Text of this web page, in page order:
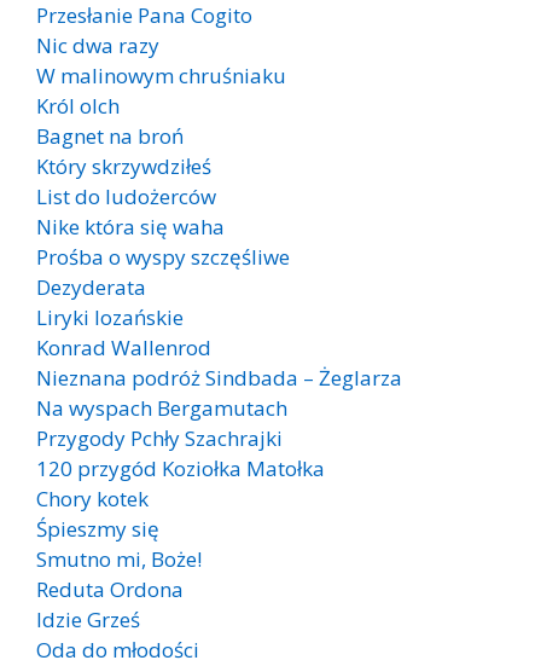
Przesłanie Pana Cogito
Nic dwa razy
W malinowym chruśniaku
Król olch
Bagnet na broń
Który skrzywdziłeś
List do ludożerców
Nike która się waha
Prośba o wyspy szczęśliwe
Dezyderata
Liryki lozańskie
Konrad Wallenrod
Nieznana podróż Sindbada – Żeglarza
Na wyspach Bergamutach
Przygody Pchły Szachrajki
120 przygód Koziołka Matołka
Chory kotek
Śpieszmy się
Smutno mi, Boże!
Reduta Ordona
Idzie Grześ
Oda do młodości